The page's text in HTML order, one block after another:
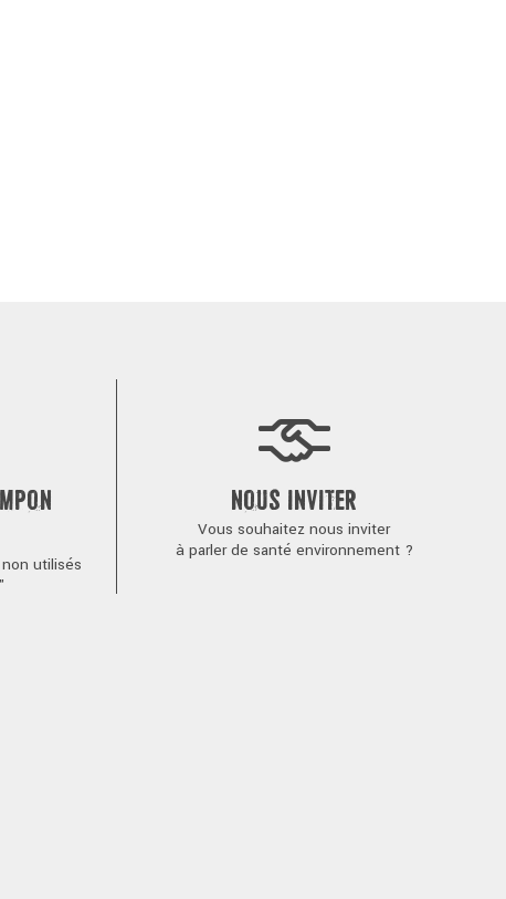
utilisés
NOUS INVITER
Vous souhaitez nous inviter
à parler de santé environnement ?